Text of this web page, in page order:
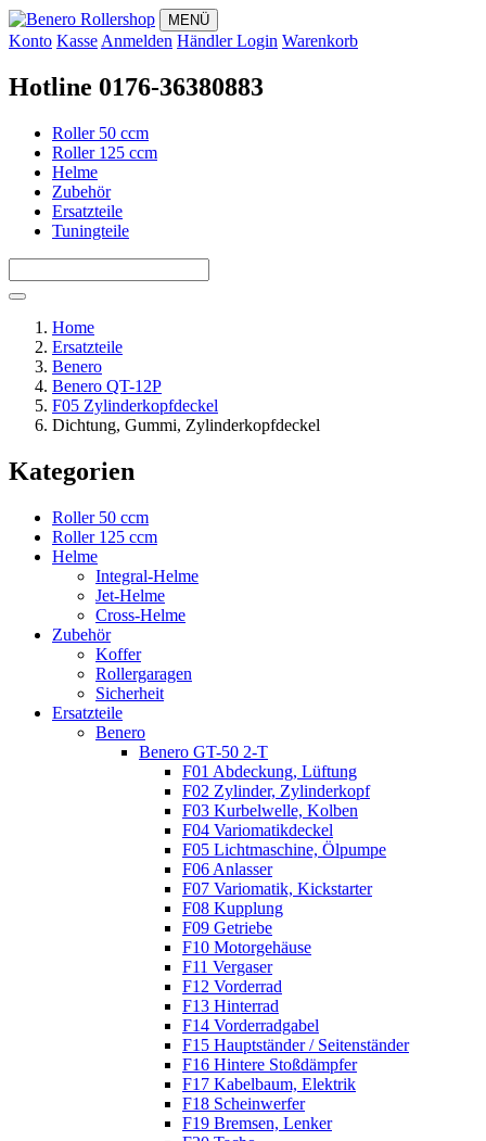
MENÜ
Konto Kasse Anmelden Händler Login Warenkorb
Hotline 0176-36380883
Roller 50 ccm
Roller 125 ccm
Helme
Zubehör
Ersatzteile
Tuningteile
Home
Ersatzteile
Benero
Benero QT-12P
F05 Zylinderkopfdeckel
Dichtung, Gummi, Zylinderkopfdeckel
Kategorien
Roller 50 ccm
Roller 125 ccm
Helme
Integral-Helme
Jet-Helme
Cross-Helme
Zubehör
Koffer
Rollergaragen
Sicherheit
Ersatzteile
Benero
Benero GT-50 2-T
F01 Abdeckung, Lüftung
F02 Zylinder, Zylinderkopf
F03 Kurbelwelle, Kolben
F04 Variomatikdeckel
F05 Lichtmaschine, Ölpumpe
F06 Anlasser
F07 Variomatik, Kickstarter
F08 Kupplung
F09 Getriebe
F10 Motorgehäuse
F11 Vergaser
F12 Vorderrad
F13 Hinterrad
F14 Vorderradgabel
F15 Hauptständer / Seitenständer
F16 Hintere Stoßdämpfer
F17 Kabelbaum, Elektrik
F18 Scheinwerfer
F19 Bremsen, Lenker